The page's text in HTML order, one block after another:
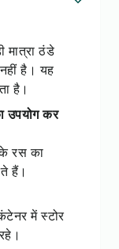
मात्रा ठंडे
नहीं है। यह
है।
उपयोग कर
रस का
हैं।
में स्टोर